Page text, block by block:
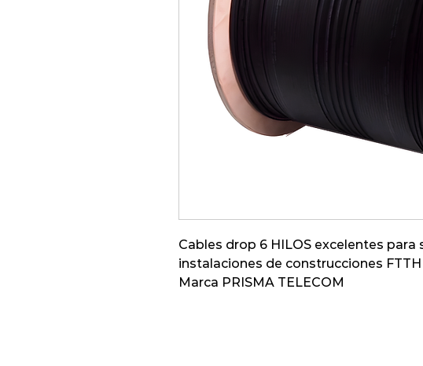
Cables drop 6 HILOS excelentes para
instalaciones de construcciones
Marca PRISMA TELECOM